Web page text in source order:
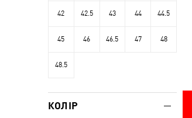
42 42.5 43 44 44.5
45 46 46.5 47 48
48.5
КОЛІР